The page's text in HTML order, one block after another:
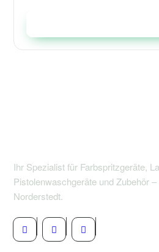
Ihr Spezialist für Farbspritzgeräte,
Pistolenwaschgeräte und Zubehör
Norderstedt.